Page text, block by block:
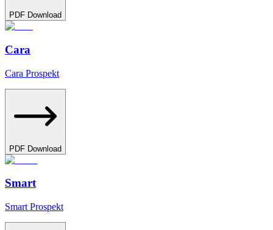
PDF Download
Cara
Cara Prospekt
PDF Download
Smart
Smart Prospekt